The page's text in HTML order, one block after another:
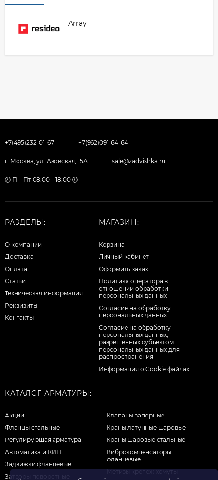
Array
+7(495)232-01-67 +7(962)091-64-64
г. Москва, ул. Азовская, 15А sale@zadvishka.ru
🕗 Пн-Пт 08:00—18:00 🕕
РАЗДЕЛЫ:
О компании
Доставка
Оплата
Статьи
Техническая информация
Реквизиты
Контакты
МАГАЗИН:
Корзина
Личный кабинет
Оформить заказ
Политика оператора в
отношении обработки
персональных данных
Согласие на обработку
персональных данных
Cогласие на обработку
персональных данных,
разрешенных субъектом
персональных данных для
распространения
Информация о Cookie файлах
КАТАЛОГ АРМАТУРЫ:
Акции
Фланцы стальные
Регулирующая арматура
Автоматика и КИП
Задвижки фланцевые
Затворы поворотные
Клапаны запорные
Краны латунные шаровые
Краны шаровые стальные
Виброкомпенсаторы
фланцевые
Метизы крепеж хомуты